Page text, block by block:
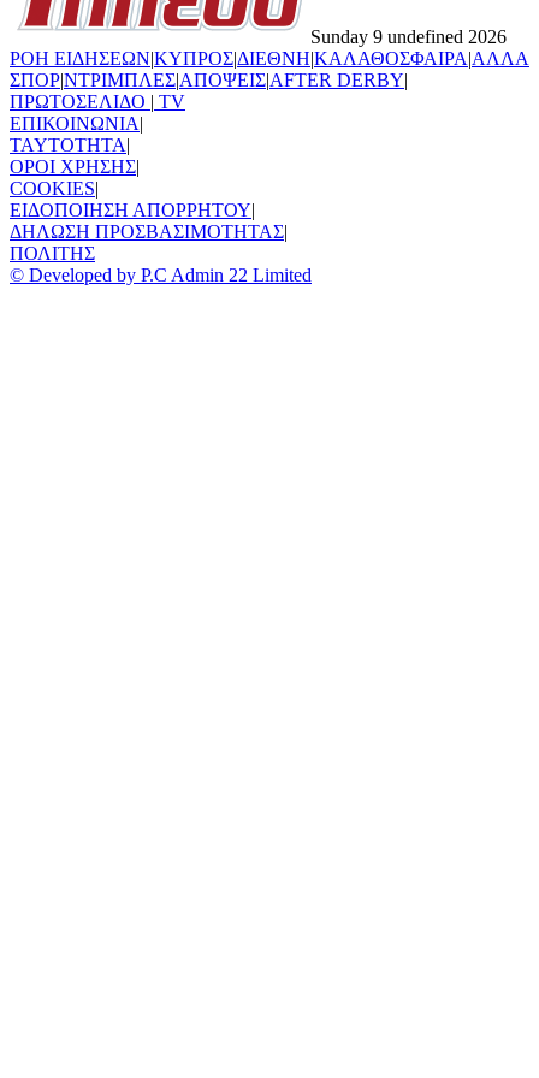
Sunday 9 undefined 2026
ΡΟΗ ΕΙΔΗΣΕΩΝ|ΚΥΠΡΟΣ|ΔΙΕΘΝΗ|ΚΑΛΑΘΟΣΦΑΙΡΑ|ΑΛΛΑ
ΣΠΟΡ|ΝΤΡΙΜΠΛΕΣ|ΑΠΟΨΕΙΣ|AFTER DERBY|
ΠΡΩΤΟΣΕΛΙΔΟ | TV
ΕΠΙΚΟΙΝΩΝΙΑ|
TAYTOTHTA|
ΟΡΟΙ ΧΡΗΣΗΣ|
COOKIES|
ΕΙΔΟΠΟΙΗΣΗ ΑΠΟΡΡΗΤΟΥ|
ΔΗΛΩΣΗ ΠΡΟΣΒΑΣΙΜΟΤΗΤΑΣ|
ΠΟΛΙΤΗΣ
© Developed by P.C Admin 22 Limited